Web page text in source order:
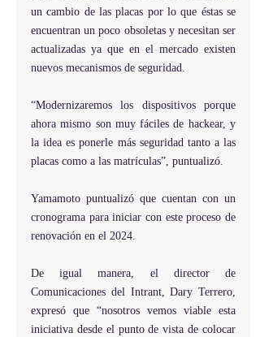
un cambio de las placas por lo que éstas se
encuentran un poco obsoletas y necesitan ser
actualizadas ya que en el mercado existen
nuevos mecanismos de seguridad.
“Modernizaremos los dispositivos porque
ahora mismo son muy fáciles de hackear, y
la idea es ponerle más seguridad tanto a las
placas como a las matrículas”, puntualizó.
Yamamoto puntualizó que cuentan con un
cronograma para iniciar con este proceso de
renovación en el 2024.
De igual manera, el director de
Comunicaciones del Intrant, Dary Terrero,
expresó que “nosotros vemos viable esta
iniciativa desde el punto de vista de colocar